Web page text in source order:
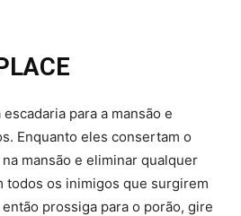
para a mansão e
Enquanto eles consertam o
mansão e eliminar qualquer
todos os inimigos que surgirem
prossiga para o porão, gire